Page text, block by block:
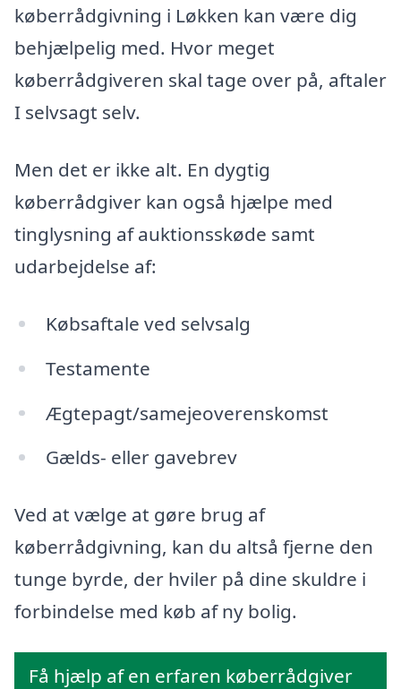
køberrådgivning i Løkken kan være dig
behjælpelig med. Hvor meget
køberrådgiveren skal tage over på, aftaler
I selvsagt selv.
Men det er ikke alt. En dygtig
køberrådgiver kan også hjælpe med
tinglysning af auktionsskøde samt
udarbejdelse af:
Købsaftale ved selvsalg
Testamente
Ægtepagt/samejeoverenskomst
Gælds- eller gavebrev
Ved at vælge at gøre brug af
køberrådgivning, kan du altså fjerne den
tunge byrde, der hviler på dine skuldre i
forbindelse med køb af ny bolig.
Få hjælp af en erfaren køberrådgiver